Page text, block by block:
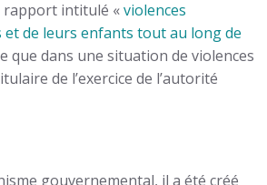
rapport intitulé «violences
de leurs enfants tout au long de
que dans une situation de violences
de l’exercice de l’autorité
gouvernemental, il a été créé